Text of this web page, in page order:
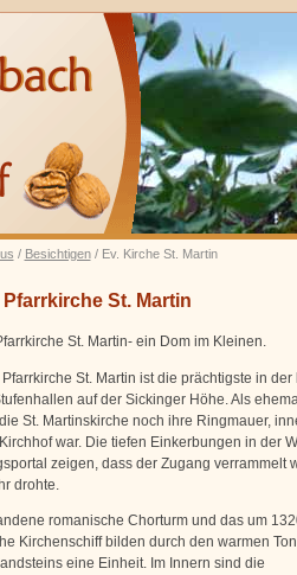
/ Besichtigen/ Ev. Kirche St. Martin
St. Martin
St. Martin- ein Dom im Kleinen.
St. Martin ist die prächtigste in der
auf der Sickinger Höhe. Als
St. Martinskirche noch ihre Ringmauer,
war. Die tiefen Einkerbungen in der
zeigen, dass der Zugang verrammelt
drohte.
romanische Chorturm und das um
Kirchenschiff bilden durch den warmen
eine Einheit. Im Innern sind die